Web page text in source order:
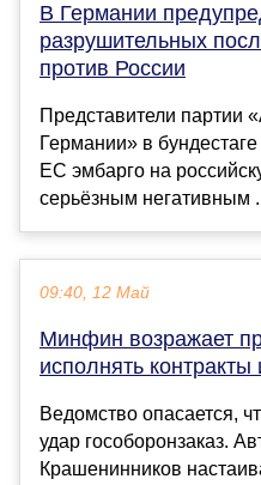
В Германии
разрушительных
против России
Представители партии
Германии» в
ЕС эмбарго на
серьёзным негативным
09:40, 12 Май
Минфин возражает
исполнять контракты
Ведомство опасается,
удар гособоронзаказ.
Крашенинников